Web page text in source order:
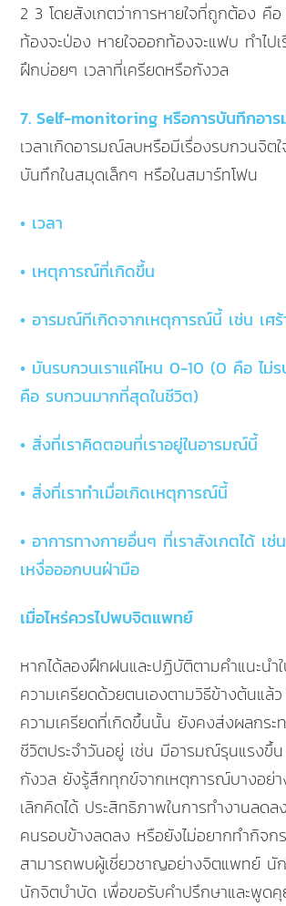
2 3 โดยสังเกตว่าการหายใจที่ถูกต้อง คือ
ท้องจะป่อง หายใจออกท้องจะแฟบ ทำไป
ฝึกบ่อยๆ เวลาที่เครียดหรือกังวล
7. Self-monitoring หรือการบันทึกอา
เวลาเกิดอารมณ์ลบหรือมีเรื่องรบกวนจิต
บันทึกในสมุดเล็กๆ หรือในสมาร์ทโฟน
• เวลา
• เหตุการณ์ที่เกิดขึ้น
• อารมณ์ทีเกิดจากเหตุการณ์นี้ เช่น เศ
• มันรบกวนเราแค่ไหน 0-10 (0 คือ ไม่
คือ รบกวนมากที่สุดในชีวิต)
• สิ่งที่เราคิดตอนที่เราอยู่ในอารมณ์นี้
• สิ่งที่เราทําเมื่อเกิดเหตุการณ์นี้
• อาการทางกายอื่นๆ ที่เราสังเกตได้ เช่
เหงื่อออกบนฝ่ามือ
เมื่อไหร่ควรไปพบจิตแพทย์
หากได้ลองฝึกฝนและปฏิบัติตามคำแนะนำ
ความเครียดด้วยตนเองตามวิธีข้างต้นแล้
ความเครียดที่เกิดขึ้นนั้น ยังคงส่งผลกระ
ชีวิตประจำวันอยู่ เช่น มีอารมณ์รุนแรงขึ้น
กังวล ยังรู้สึกทุกข์จากเหตุการณ์บางอย่า
เลิกคิดได้ ประสิทธิภาพในการทํางานลด
คนรอบข้างลดลง หรือยังไม่อยากทํากิจก
สามารถพบผู้เชี่ยวชาญอย่างจิตแพทย์ นั
นักจิตบำบัด เพื่อขอรับคำปรึกษาและพูดคุ